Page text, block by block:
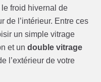
froid hivernal de
de l’intérieur. Entre ces
un simple vitrage
et undouble vitrage
l’extérieur de votre